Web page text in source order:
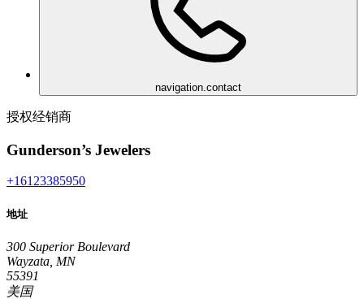
navigation.contact
授权经销商
Gunderson’s Jewelers
+16123385950
地址
300 Superior Boulevard
Wayzata, MN
55391
美国